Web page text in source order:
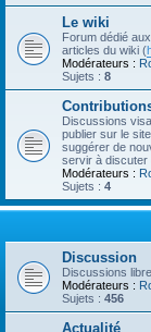
Le wiki
Forum dédié
articles du wiki (
Modérateurs :
Sujets : 8
Discussions
publier sur le
suggérer de
servir à discuter
Modérateurs :
Sujets : 4
Discussion
Discussions
Modérateurs :
Sujets : 456
Actualité